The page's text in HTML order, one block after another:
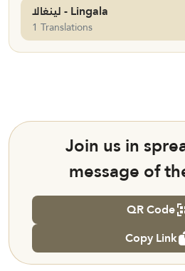
لينغالا - Lingala
1 Translations
Join us in
message of
QR Code
Copy Link